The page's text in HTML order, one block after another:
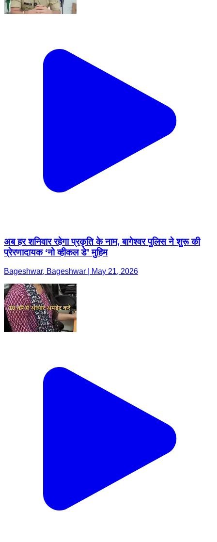
अब हर शनिवार रहेगा प्रकृति के नाम, बागेश्वर पुलिस ने शुरू की
प्रेरणादायक ‘नो व्हीकल डे’ मुहिम
Bageshwar, Bageshwar | May 21, 2026